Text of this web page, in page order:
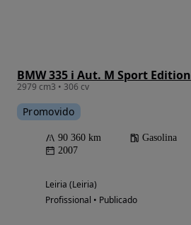
BMW 335 i Aut. M Sport Edition
2979 cm3 • 306 cv
Promovido
90 360 km Gasolina
2007
Leiria (Leiria)
Profissional • Publicado